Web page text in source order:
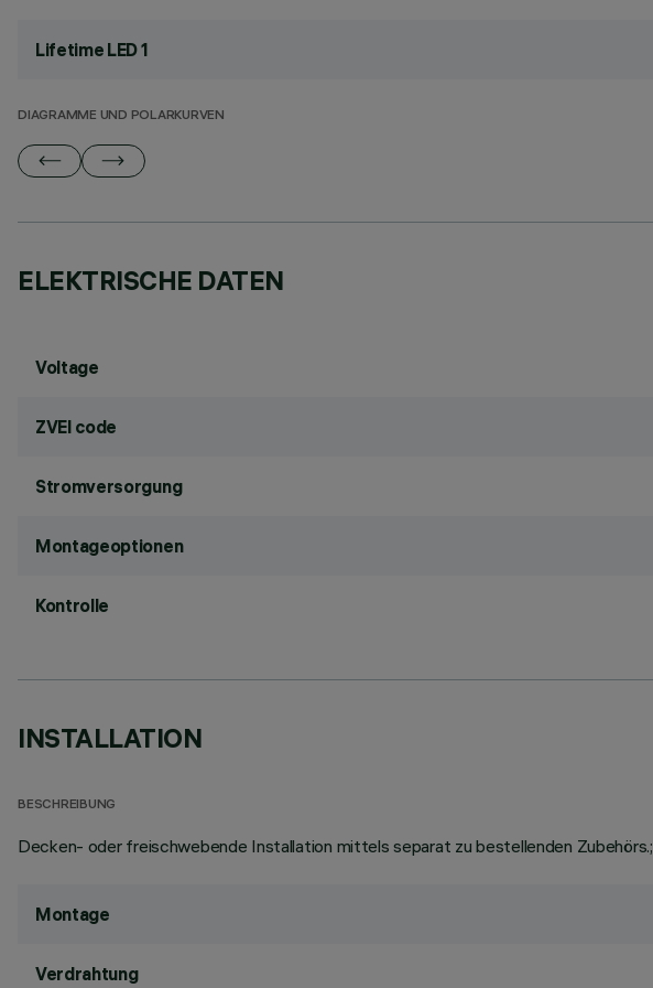
Lifetime LED 1
DIAGRAMME UND POLARKURVEN
ELEKTRISCHE DATEN
Voltage
ZVEI code
Stromversorgung
Montageoptionen
Kontrolle
INSTALLATION
BESCHREIBUNG
Decken- oder freischwebende Installation mittels separat zu bestellenden Zubehörs.;
Montage
Verdrahtung